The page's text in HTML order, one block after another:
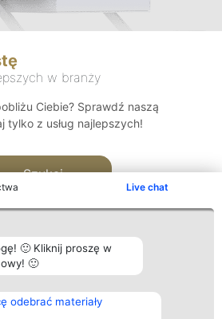
Live chat
🙂 Kliknij proszę w
🙂
odebrać materiały
w branży
Ciebie? Sprawdź naszą
tylko z usług najlepszych!
Szukaj
Plebiscyt
Laureaci
Kontakt
Kontakt